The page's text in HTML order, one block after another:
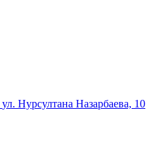
ул. Нурсултана Назарбаева, 10